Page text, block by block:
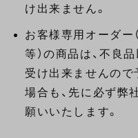
け出来ません。
お客様専用オーダー
等）の商品は、不良
受け出来ませんので
場合も、先に必ず弊
願いいたします。